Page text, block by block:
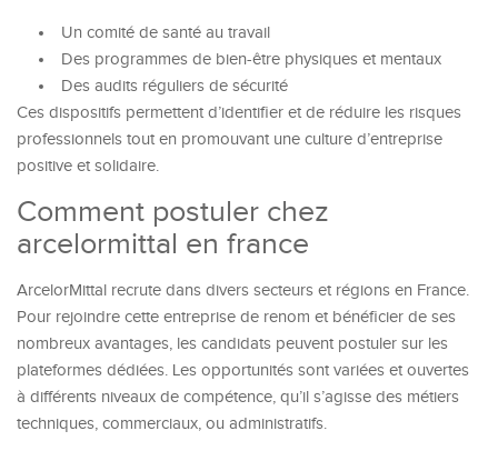
Un comité de santé au travail
Des programmes de bien-être physiques et mentaux
Des audits réguliers de sécurité
Ces dispositifs permettent d’identifier et de réduire les risques
professionnels tout en promouvant une culture d’entreprise
positive et solidaire.
Comment postuler chez
arcelormittal en france
ArcelorMittal recrute dans divers secteurs et régions en France.
Pour rejoindre cette entreprise de renom et bénéficier de ses
nombreux avantages, les candidats peuvent postuler sur les
plateformes dédiées. Les opportunités sont variées et ouvertes
à différents niveaux de compétence, qu’il s’agisse des métiers
techniques, commerciaux, ou administratifs.